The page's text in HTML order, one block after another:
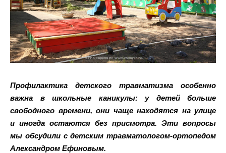
Профилактика детского травматизма особенно
важна в школьные каникулы: у детей больше
свободного времени, они чаще находятся на улице
и иногда остаются без присмотра. Эти вопросы
мы обсудили с детским травматологом‑ортопедом
Александром Ефиновым.